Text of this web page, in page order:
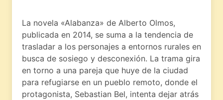
La novela «Alabanza» de Alberto Olmos,
publicada en 2014, se suma a la tendencia de
trasladar a los personajes a entornos rurales en
busca de sosiego y desconexión. La trama gira
en torno a una pareja que huye de la ciudad
para refugiarse en un pueblo remoto, donde el
protagonista, Sebastian Bel, intenta dejar atrás